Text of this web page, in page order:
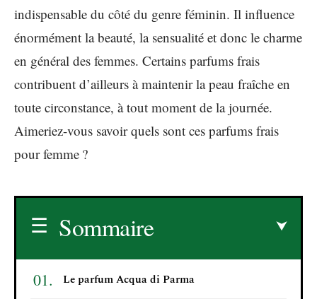
indispensable du côté du genre féminin. Il influence
énormément la beauté, la sensualité et donc le charme
en général des femmes. Certains parfums frais
contribuent d’ailleurs à maintenir la peau fraîche en
toute circonstance, à tout moment de la journée.
Aimeriez-vous savoir quels sont ces parfums frais
pour femme ?
Sommaire
Le parfum Acqua di Parma